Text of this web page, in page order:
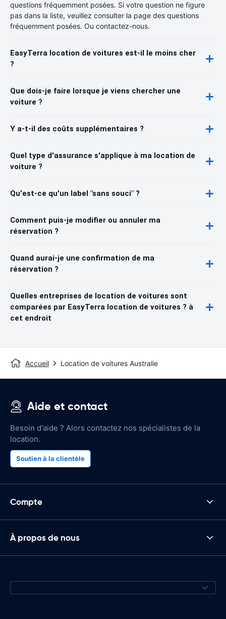
questions fréquemment posées. Si votre question ne figure
pas dans la liste, veuillez consulter la page des questions
fréquemment posées. Ou contactez-nous.
EasyTerra location de voitures est-il le moins cher
?
Que dois-je faire lorsque je viens chercher une
voiture ?
Y a-t-il des coûts supplémentaires ?
Quel type d'assurance s'applique à ma location de
voiture ?
Qu'est-ce qu'un label "sans souci" ?
Comment puis-je modifier ou annuler ma
réservation ?
Quand aurai-je une confirmation de ma
réservation ?
Quelles entreprises de location de voitures sont
comparées par EasyTerra location de voitures ? à
cet endroit
Accueil Location de voitures Australie
Aide et contact
Besoin d'aide ? Alors contactez nos spécialistes de la
location.
Soutien à la clientèle
Compte
À propos de nous